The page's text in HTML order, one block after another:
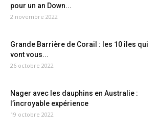
pour un an Down...
2 novembre 2022
Grande Barrière de Corail : les 10 îles qui
vont vous...
26 octobre 2022
Nager avec les dauphins en Australie :
l’incroyable expérience
19 octobre 2022